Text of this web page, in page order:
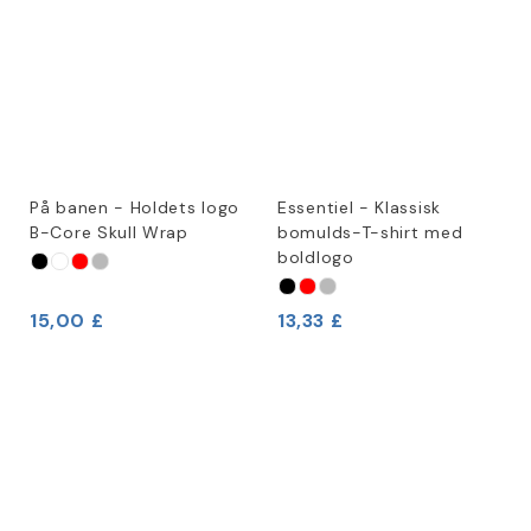
På banen - Holdets logo
B-Core Skull Wrap
15,00 £
Essentiel - Klassisk
bomulds-T-shirt med
boldlogo
13,33 £